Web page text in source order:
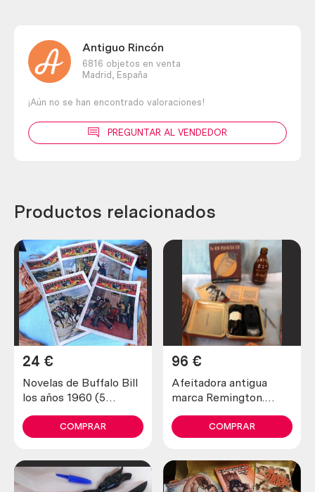
Antiguo Rincón
6816 objetos en venta
Madrid,
España
¡Aún no se han encontrado valoraciones!
PREGUNTAR AL VENDEDOR
Productos relacionados
Novelas de Buffalo Bill
los años 1960 (5
24 €
COMPRAR
Afeitadora antigua
marca Remington.
colección
96 €
COMPRAR